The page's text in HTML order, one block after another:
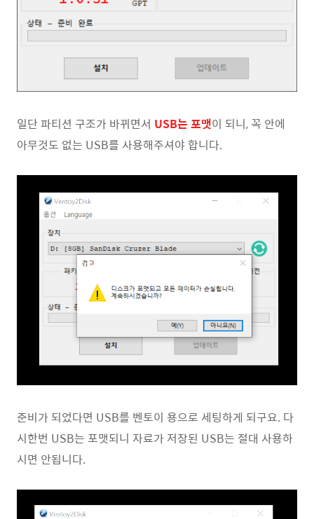
일단 파티션 구조가 바뀌면서 USB는 포맷이 되니, 꼭 안에
아무것도 없는 USB를 사용해주셔야 합니다.
준비가 되었다면 USB를 벤토이 용으로 세팅하게 되구요. 다
시한번 USB는 포맷되니 자료가 저장된 USB는 절대 사용하
시면 안됩니다.